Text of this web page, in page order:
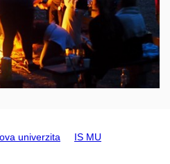
univerzita IS MU